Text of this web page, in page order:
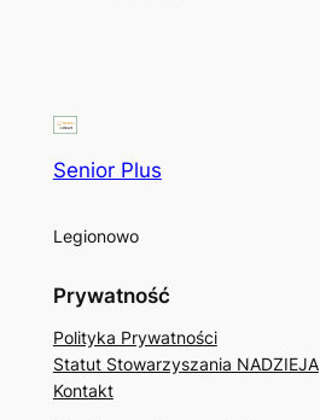
Senior Plus
Legionowo
Prywatność
Polityka Prywatności
Statut Stowarzyszania NADZIEJA
Kontakt